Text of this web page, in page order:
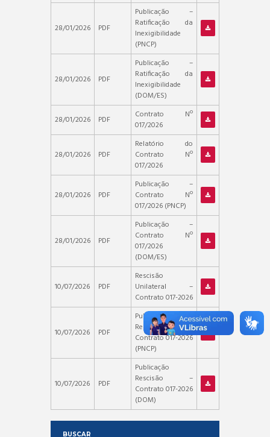
28/01/2026 PDF
Publicação –
Ratificação da
Inexigibilidade
(PNCP)
28/01/2026 PDF
Publicação –
Ratificação da
Inexigibilidade
(DOM/ES)
28/01/2026
PDF
Contrato Nº
017/2026
28/01/2026 PDF
Relatório do
Contrato Nº
017/2026
28/01/2026 PDF
Publicação –
Contrato Nº
017/2026 (PNCP)
28/01/2026 PDF
Publicação –
Contrato Nº
017/2026
(DOM/ES)
10/07/2026 PDF
Rescisão
Unilateral –
Contrato 017-2026
10/07/2026 PDF
Publicação
Rescisão –
Contrato 017-2026
(PNCP)
10/07/2026 PDF
Publicação
Rescisão –
Contrato 017-2026
(DOM)
BUSCAR